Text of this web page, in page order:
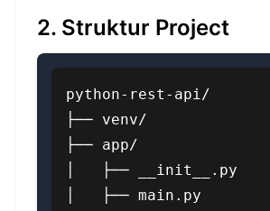
2. Struktur Project
python-rest-api/
├── venv/
├── app/
│   ├── __init__.py
│   ├── main.py